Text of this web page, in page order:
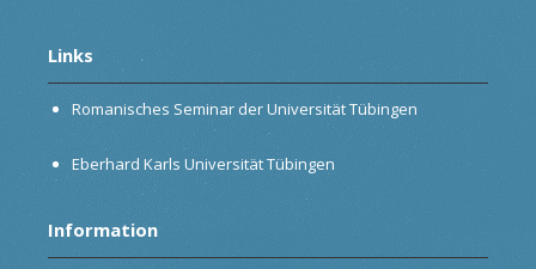
Links
Romanisches Seminar der Universität Tübingen
Eberhard Karls Universität Tübingen
Information